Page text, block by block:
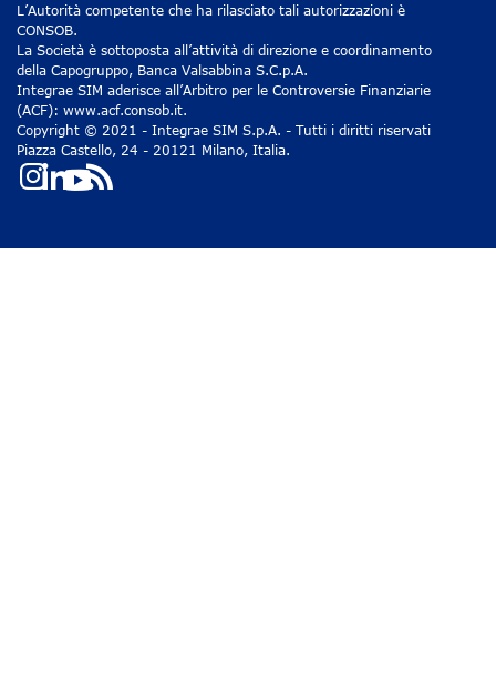
L’Autorità competente che ha rilasciato tali autorizzazioni è
CONSOB.
La Società è sottoposta all’attività di direzione e coordinamento
della Capogruppo, Banca Valsabbina S.C.p.A.
Integrae SIM aderisce all’Arbitro per le Controversie Finanziarie
(ACF): www.acf.consob.it.
Copyright © 2021 - Integrae SIM S.p.A. - Tutti i diritti riservati
Piazza Castello, 24 - 20121 Milano, Italia.